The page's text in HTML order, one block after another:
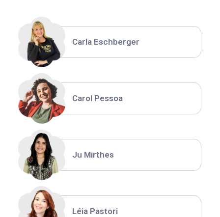
Carla Eschberger
Carol Pessoa
Ju Mirthes
Léia Pastori